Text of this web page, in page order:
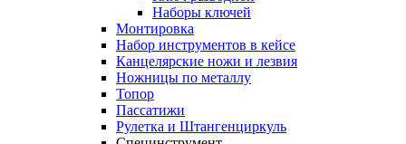
Наборы ключей
Монтировка
Набор инструментов в кейсе
Канцелярские ножи и лезвия
Ножницы по металлу
Топор
Пассатижи
Рулетка и Штангенциркуль